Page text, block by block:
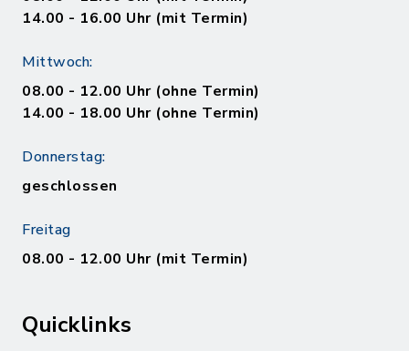
14.00 - 16.00 Uhr (mit Termin)
Mittwoch:
08.00 - 12.00 Uhr (ohne Termin)
14.00 - 18.00 Uhr (ohne Termin)
Donnerstag:
geschlossen
Freitag
08.00 - 12.00 Uhr (mit Termin)
Quicklinks